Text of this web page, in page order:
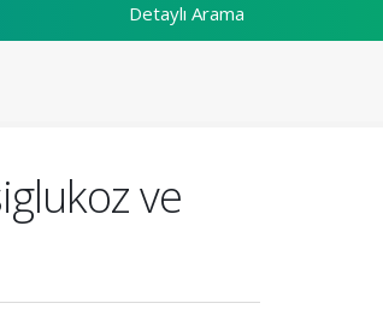
Detaylı Arama
ve